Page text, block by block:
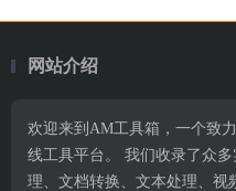
网站介绍
欢迎来到AM工具箱，一个致
线工具平台。 我们收录了众
理、文档转换、文本处理、视